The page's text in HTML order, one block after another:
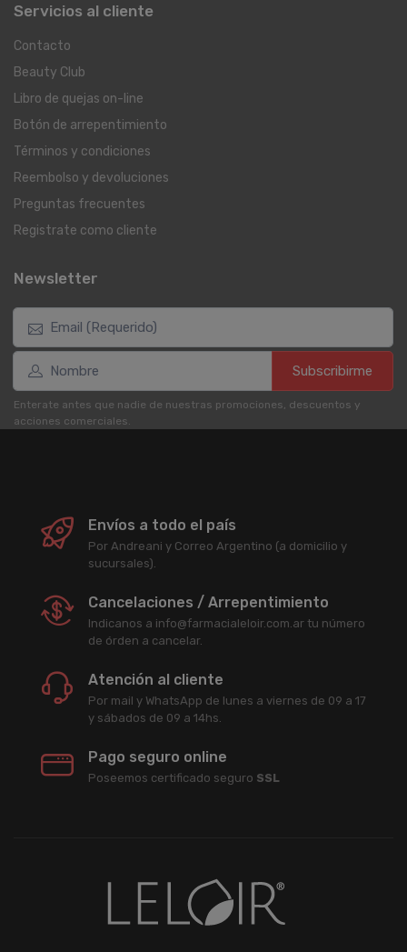
Servicios al cliente
Contacto
Beauty Club
Libro de quejas on-line
Botón de arrepentimiento
Términos y condiciones
Reembolso y devoluciones
Preguntas frecuentes
Registrate como cliente
Newsletter
Subscribirme
Enterate antes que nadie de nuestras promociones, descuentos y
acciones comerciales.
Envíos a todo el país
Por Andreani y Correo Argentino (a domicilio y
sucursales).
Cancelaciones / Arrepentimiento
Indicanos a info@farmacialeloir.com.ar tu número
de órden a cancelar.
Atención al cliente
Por mail y WhatsApp de lunes a viernes de 09 a 17
y sábados de 09 a 14hs.
Pago seguro online
Poseemos certificado seguro SSL